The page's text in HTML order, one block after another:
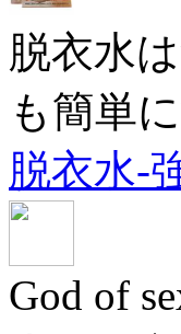
脱衣水
も簡単
脱衣水-
God of